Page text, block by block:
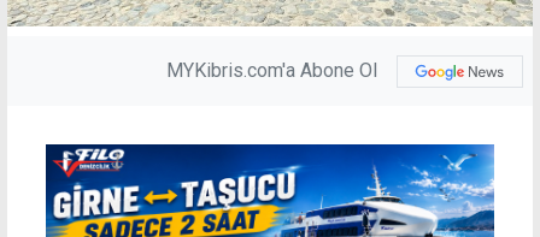
MYKibris.com'a Abone Ol